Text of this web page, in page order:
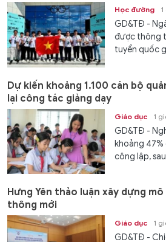
Học đường
GD&TĐ -
được thông
tuyển quốc
Dự kiến khoảng 1.100 cán bộ
lại công tác giảng dạy
Giáo dục 1
GD&TĐ -
khoảng
công lập,
Hưng Yên thảo luận xây dựng
thông mới
Giáo dục 1
GD&TĐ -